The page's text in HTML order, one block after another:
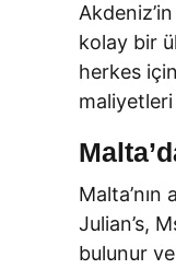
kolay bir
herkes
maliyetleri
Julian’s,
bulunur